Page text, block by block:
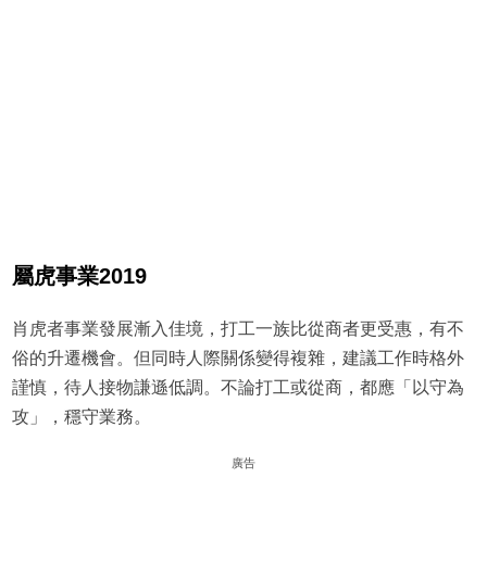
屬虎事業2019
肖虎者事業發展漸入佳境，打工一族比從商者更受惠，有不
俗的升遷機會。但同時人際關係變得複雜，建議工作時格外
謹慎，待人接物謙遜低調。不論打工或從商，都應「以守為
攻」，穩守業務。
廣告